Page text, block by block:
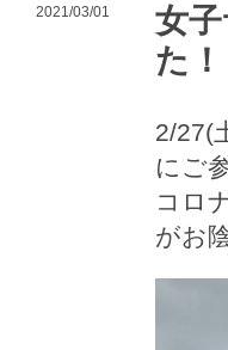
2021/03/01
女
た！
2/27(
にご
コロ
がお